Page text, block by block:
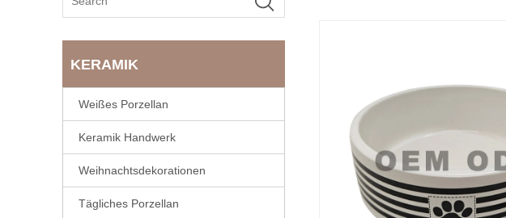
KERAMIK
Weißes Porzellan
Keramik Handwerk
Weihnachtsdekorationen
Tägliches Porzellan